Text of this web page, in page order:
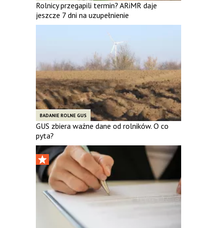
Rolnicy przegapili termin? ARiMR daje
jeszcze 7 dni na uzupełnienie
BADANIE ROLNE GUS
GUS zbiera ważne dane od rolników. O co
pyta?